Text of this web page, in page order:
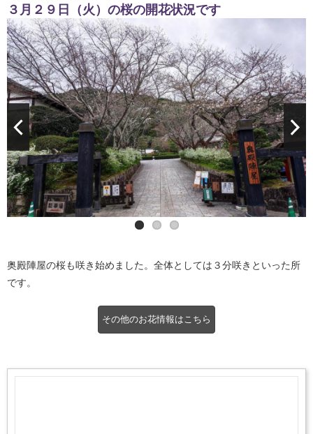
３月２９日（火）の桜の開花状況です
奥殿陣屋の桜も咲き始めました。全体としては３分咲きといった所
です。
その他のお花情報はこちら